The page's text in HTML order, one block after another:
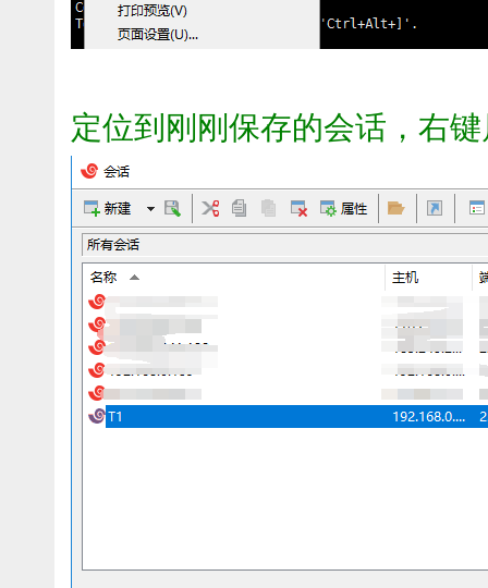
定位到刚刚保存的会话，右